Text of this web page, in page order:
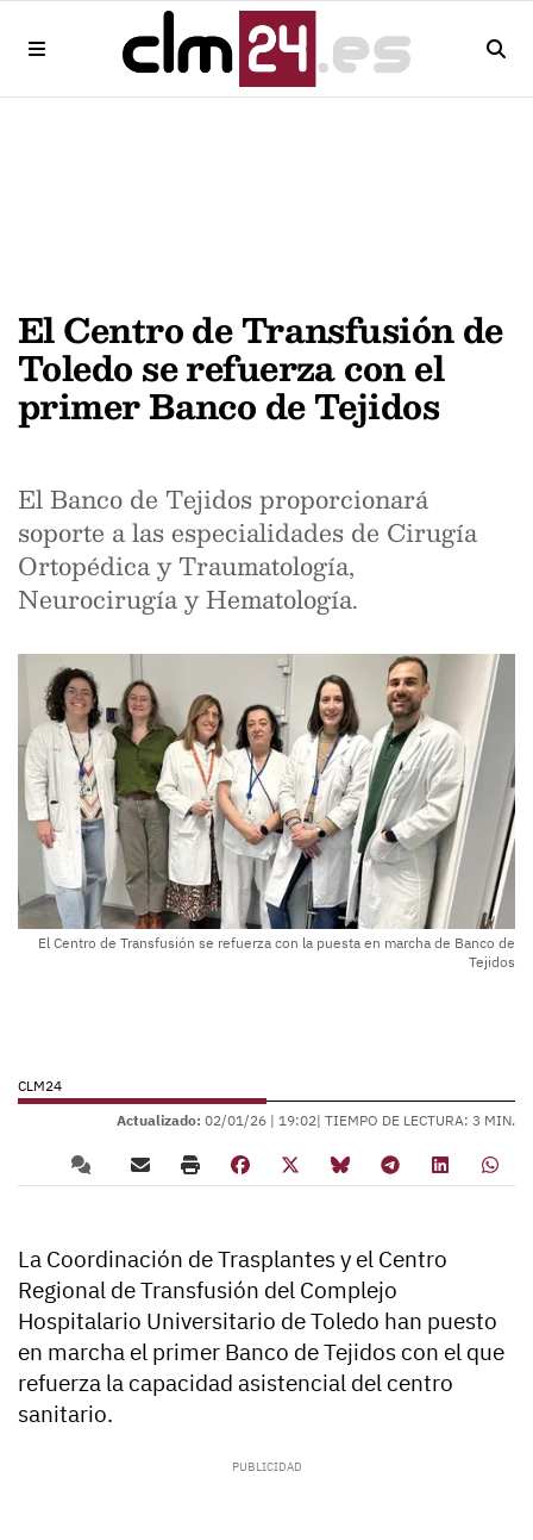
El Centro de Transfusión de
Toledo se refuerza con el
primer Banco de Tejidos
El Banco de Tejidos proporcionará
soporte a las especialidades de Cirugía
Ortopédica y Traumatología,
Neurocirugía y Hematología.
El Centro de Transfusión se refuerza con la puesta en marcha de Banco de
Tejidos
CLM24
Actualizado: 02/01/26 | 19:02| TIEMPO DE LECTURA: 3 MIN.
La Coordinación de Trasplantes y el Centro
Regional de Transfusión del Complejo
Hospitalario Universitario de Toledo han puesto
en marcha el primer Banco de Tejidos con el que
refuerza la capacidad asistencial del centro
sanitario.